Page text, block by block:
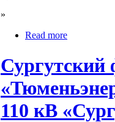
»
Read more
110 кВ